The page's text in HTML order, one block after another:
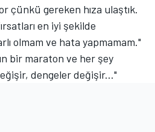
çünkü gereken hıza ulaştık.
en iyi şekilde
olmam ve hata yapmamam."
bir maraton ve her şey
dengeler değişir..."